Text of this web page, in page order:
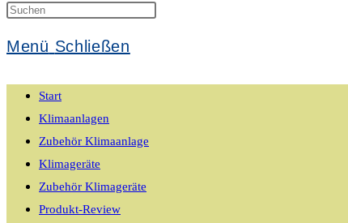
Suche
umschalten
Menü Schließen
Start
Klimaanlagen
Zubehör Klimaanlage
Klimageräte
Zubehör Klimageräte
Produkt-Review